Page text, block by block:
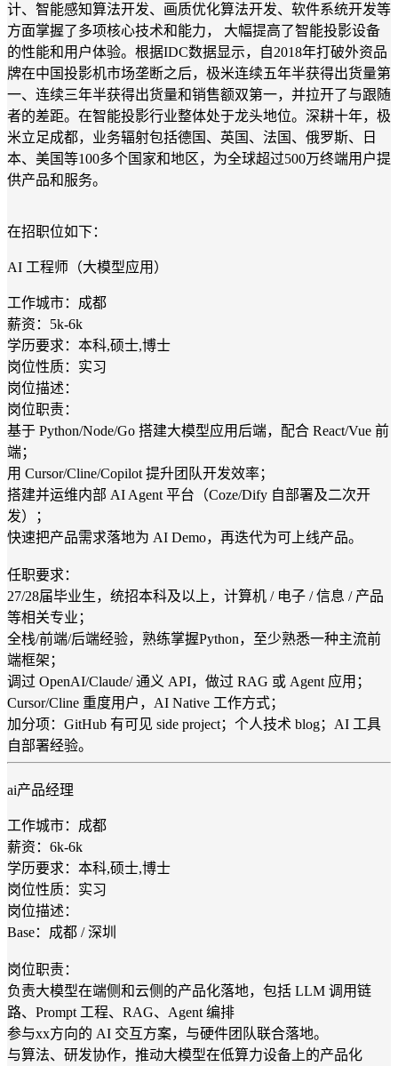
计、智能感知算法开发、画质优化算法开发、软件系统开发等
方面掌握了多项核心技术和能力， 大幅提高了智能投影设备
的性能和用户体验。根据IDC数据显示，自2018年打破外资品
牌在中国投影机市场垄断之后，极米连续五年半获得出货量第
一、连续三年半获得出货量和销售额双第一，并拉开了与跟随
者的差距。在智能投影行业整体处于龙头地位。深耕十年，极
米立足成都，业务辐射包括德国、英国、法国、俄罗斯、日
本、美国等100多个国家和地区，为全球超过500万终端用户提
供产品和服务。
在招职位如下：
AI 工程师（大模型应用）
工作城市：成都
薪资：5k-6k
学历要求：本科,硕士,博士
岗位性质：实习
岗位描述：
岗位职责：
基于 Python/Node/Go 搭建大模型应用后端，配合 React/Vue 前
端；
用 Cursor/Cline/Copilot 提升团队开发效率；
搭建并运维内部 AI Agent 平台（Coze/Dify 自部署及二次开
发）；
快速把产品需求落地为 AI Demo，再迭代为可上线产品。
任职要求：
27/28届毕业生，统招本科及以上，计算机 / 电子 / 信息 / 产品
等相关专业；
全栈/前端/后端经验，熟练掌握Python，至少熟悉一种主流前
端框架；
调过 OpenAI/Claude/ 通义 API，做过 RAG 或 Agent 应用；
Cursor/Cline 重度用户，AI Native 工作方式；
加分项：GitHub 有可见 side project；个人技术 blog；AI 工具
自部署经验。
ai产品经理
工作城市：成都
薪资：6k-6k
学历要求：本科,硕士,博士
岗位性质：实习
岗位描述：
Base：成都 / 深圳
岗位职责：
负责大模型在端侧和云侧的产品化落地，包括 LLM 调用链
路、Prompt 工程、RAG、Agent 编排
参与xx方向的 AI 交互方案，与硬件团队联合落地。
与算法、研发协作，推动大模型在低算力设备上的产品化